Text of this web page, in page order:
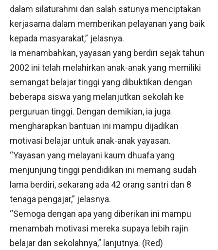
dalam silaturahmi dan salah satunya menciptakan
kerjasama dalam memberikan pelayanan yang baik
kepada masyarakat,” jelasnya.
Ia menambahkan, yayasan yang berdiri sejak tahun
2002 ini telah melahirkan anak-anak yang memiliki
semangat belajar tinggi yang dibuktikan dengan
beberapa siswa yang melanjutkan sekolah ke
perguruan tinggi. Dengan demikian, ia juga
mengharapkan bantuan ini mampu dijadikan
motivasi belajar untuk anak-anak yayasan.
“Yayasan yang melayani kaum dhuafa yang
menjunjung tinggi pendidikan ini memang sudah
lama berdiri, sekarang ada 42 orang santri dan 8
tenaga pengajar,” jelasnya.
“Semoga dengan apa yang diberikan ini mampu
menambah motivasi mereka supaya lebih rajin
belajar dan sekolahnya,” lanjutnya. (Red)